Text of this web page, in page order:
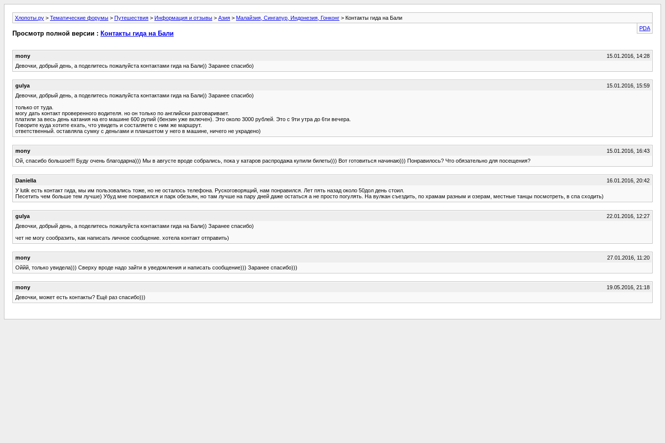
Хлопоты.ру > Тематические форумы > Путешествия > Информация и отзывы > Азия > Малайзия, Сингапур, Индонезия, Гонконг > Контакты гида на Бали
PDA
Просмотр полной версии : Контакты гида на Бали
mony
15.01.2016, 14:28
Девочки, добрый день, а поделитесь пожалуйста контактами гида на Бали)) Заранее спасибо)
gulya
15.01.2016, 15:59
Девочки, добрый день, а поделитесь пожалуйста контактами гида на Бали)) Заранее спасибо)
только от туда.
могу дать контакт проверенного водителя. но он только по английски разговаривает.
платили за весь день катания на его машине 600 рупий (бензин уже включен). Это около 3000 рублей. Это с 9ти утра до 6ти вечера.
Говорите куда хотите ехать, что увидеть и состаляете с ним же маршрут.
ответственный. оставляла сумку с деньгами и планшетом у него в машине, ничего не украдено)
mony
15.01.2016, 16:43
Ой, спасибо большое!!! Буду очень благодарна))) Мы в августе вроде собрались, пока у катаров распродажа купили билеты))) Вот готовиться начинаю))) Понравилось? Что обязательно для посещения?
Daniella
16.01.2016, 20:42
У lutik есть контакт гида, мы им пользовались тоже, но не осталось телефона. Рускоговорящий, нам понравился. Лет пять назад около 50дол день стоил.
Песетить чем больше тем лучше) Убуд мне понравился и парк обезьян, но там лучше на пару дней даже остаться а не просто погулять. На вулкан съездить, по храмам разным и озерам, местные танцы посмотреть, в спа сходить)
gulya
22.01.2016, 12:27
Девочки, добрый день, а поделитесь пожалуйста контактами гида на Бали)) Заранее спасибо)
чет не могу сообразить, как написать личное сообщение. хотела контакт отправить)
mony
27.01.2016, 11:20
Оййй, только увидела))) Сверху вроде надо зайти в уведомления и написать сообщение))) Заранее спасибо)))
mony
19.05.2016, 21:18
Девочки, может есть контакты? Ещё раз спасибо)))